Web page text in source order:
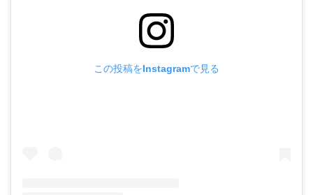
この投稿をInstagramで見る